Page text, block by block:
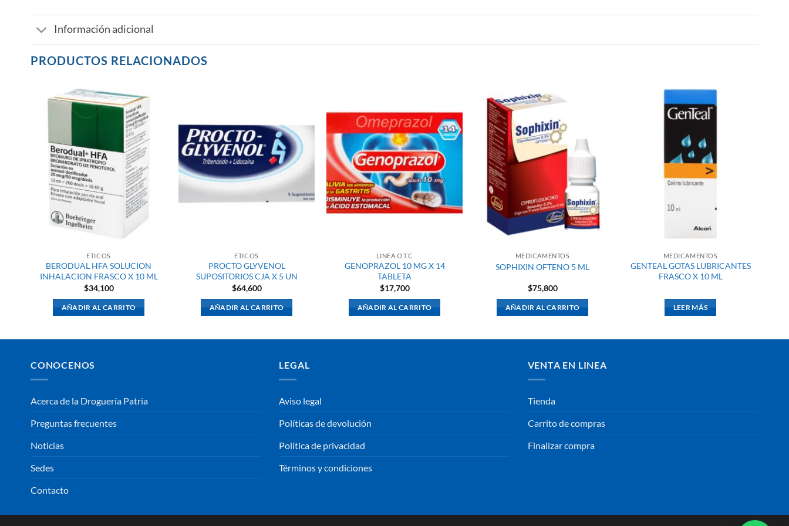
Información adicional
PRODUCTOS RELACIONADOS
ETICOS
BERODUAL HFA SOLUCION
INHALACION FRASCO X 10 ML
$34,100
AÑADIR AL CARRITO
ETICOS
PROCTO GLYVENOL
SUPOSITORIOS CJA X 5 UN
$64,600
AÑADIR AL CARRITO
LINEA O.T.C
GENOPRAZOL 10 MG X 14
TABLETA
$17,700
AÑADIR AL CARRITO
MEDICAMENTOS
SOPHIXIN OFTENO 5 ML
$75,800
AÑADIR AL CARRITO
MEDICAMENTOS
GENTEAL GOTAS LUBRICANTES
FRASCO X 10 ML
LEER MÁS
CONOCENOS
Acerca de la Droguería Patria
Preguntas frecuentes
Noticias
Sedes
Contacto
LEGAL
Aviso legal
Políticas de devolución
Política de privacidad
Términos y condiciones
VENTA EN LINEA
Tienda
Carrito de compras
Finalizar compra